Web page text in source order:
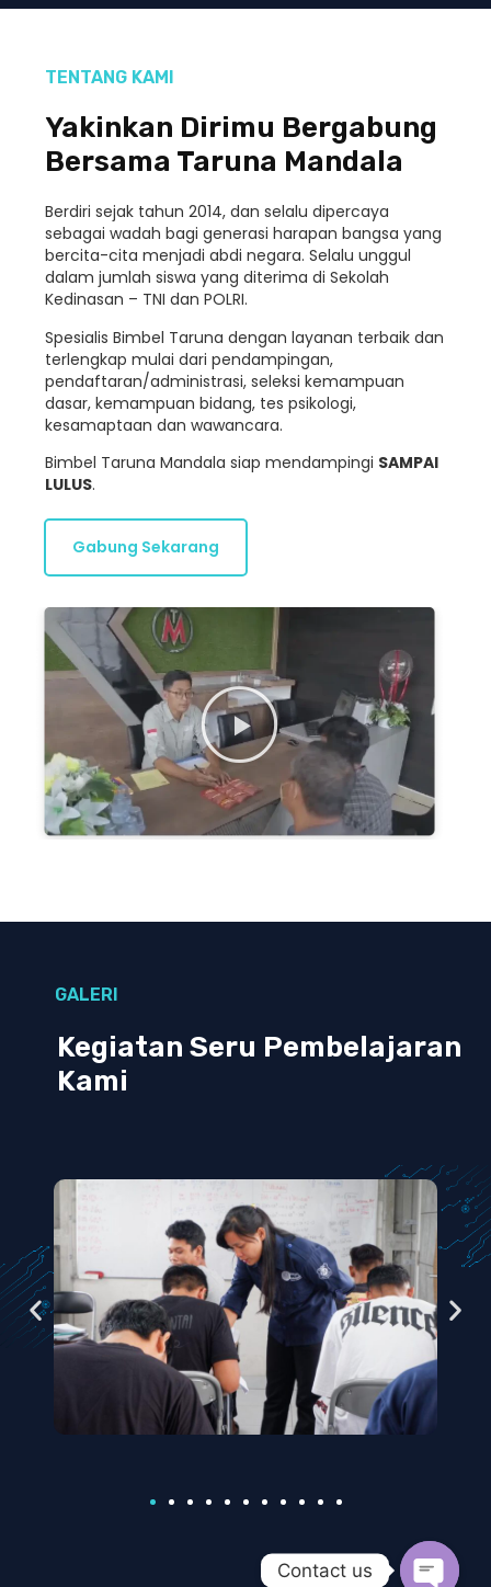
TENTANG KAMI
Yakinkan Dirimu Bergabung
Bersama Taruna Mandala
Berdiri sejak tahun 2014, dan selalu dipercaya
sebagai wadah bagi generasi harapan bangsa yang
bercita-cita menjadi abdi negara. Selalu unggul
dalam jumlah siswa yang diterima di Sekolah
Kedinasan – TNI dan POLRI.
Spesialis Bimbel Taruna dengan layanan terbaik dan
terlengkap mulai dari pendampingan,
pendaftaran/administrasi, seleksi kemampuan
dasar, kemampuan bidang, tes psikologi,
kesamaptaan dan wawancara.
Bimbel Taruna Mandala siap mendampingi SAMPAI
LULUS.
Gabung Sekarang
GALERI
Kegiatan Seru Pembelajaran
Kami